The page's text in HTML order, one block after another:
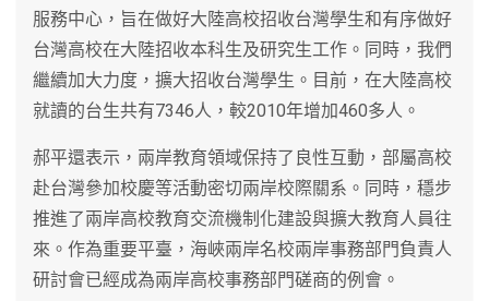
服務中心，旨在做好大陸高校招收台灣學生和有序做好
台灣高校在大陸招收本科生及研究生工作。同時，我們
繼續加大力度，擴大招收台灣學生。目前，在大陸高校
就讀的台生共有7346人，較2010年增加460多人。
郝平還表示，兩岸教育領域保持了良性互動，部屬高校
赴台灣參加校慶等活動密切兩岸校際關系。同時，穩步
推進了兩岸高校教育交流機制化建設與擴大教育人員往
來。作為重要平臺，海峽兩岸名校兩岸事務部門負責人
研討會已經成為兩岸高校事務部門磋商的例會。